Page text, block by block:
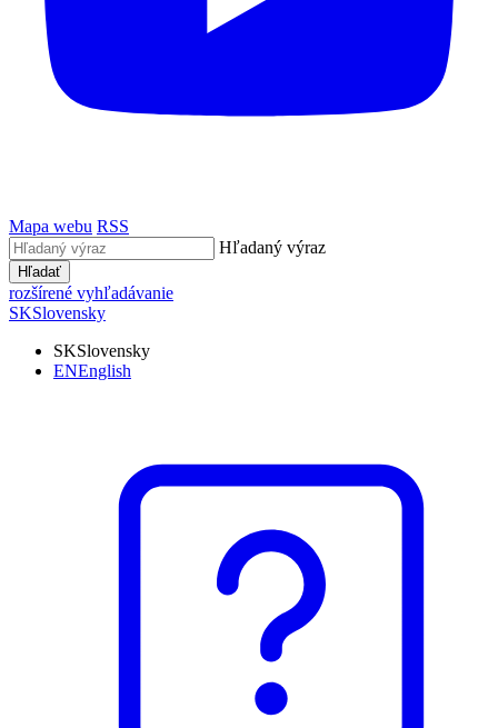
Mapa webu RSS
Hľadaný výraz
Hľadať
rozšírené vyhľadávanie
SKSlovensky
SKSlovensky
ENEnglish